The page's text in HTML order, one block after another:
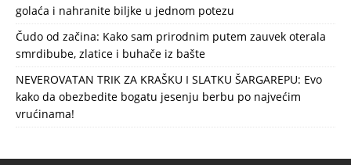
golaća i nahranite biljke u jednom potezu
Čudo od začina: Kako sam prirodnim putem zauvek oterala
smrdibube, zlatice i buhače iz bašte
NEVEROVATAN TRIK ZA KRAŠKU I SLATKU ŠARGAREPU: Evo
kako da obezbedite bogatu jesenju berbu po najvećim
vrućinama!